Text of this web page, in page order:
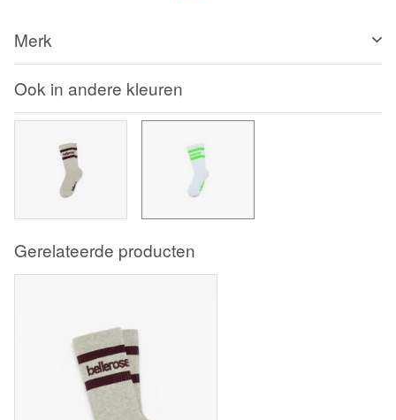
Merk
Ook in andere kleuren
Gerelateerde producten